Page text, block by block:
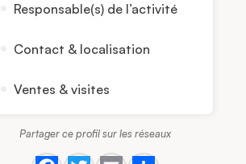
Responsable(s) de l’activité
Contact & localisation
Ventes & visites
Partager ce profil sur les réseaux